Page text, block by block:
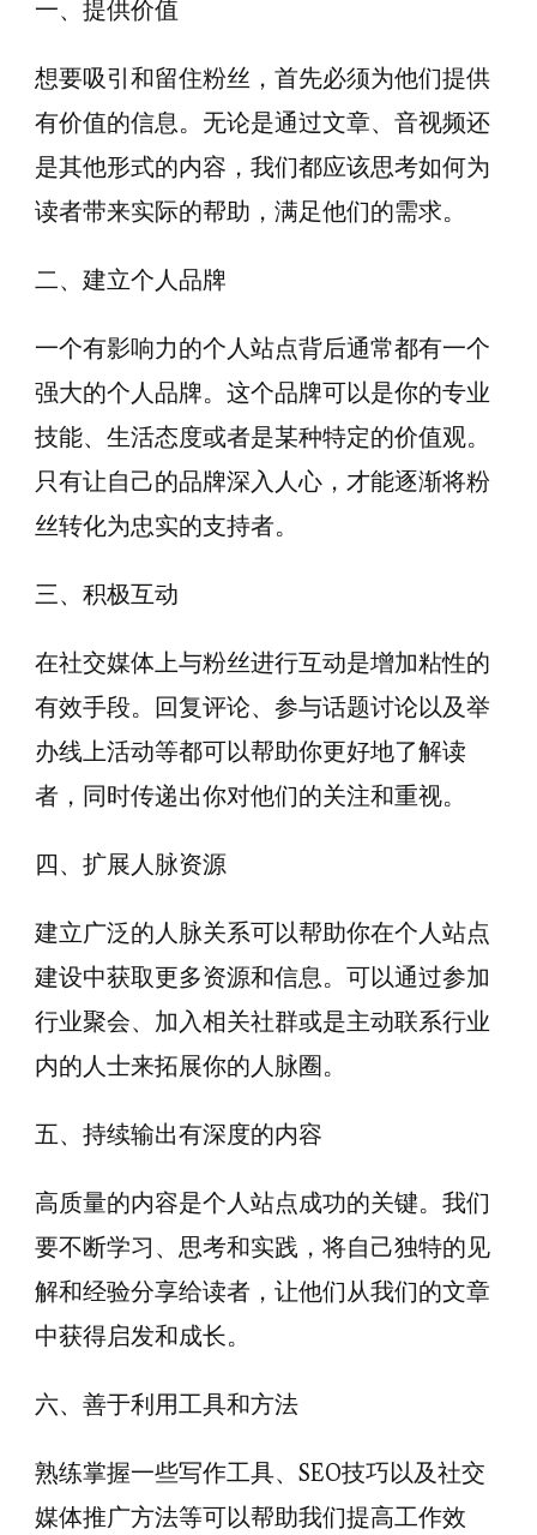
一、提供价值
想要吸引和留住粉丝，首先必须为他们提供
有价值的信息。无论是通过文章、音视频还
是其他形式的内容，我们都应该思考如何为
读者带来实际的帮助，满足他们的需求。
二、建立个人品牌
一个有影响力的个人站点背后通常都有一个
强大的个人品牌。这个品牌可以是你的专业
技能、生活态度或者是某种特定的价值观。
只有让自己的品牌深入人心，才能逐渐将粉
丝转化为忠实的支持者。
三、积极互动
在社交媒体上与粉丝进行互动是增加粘性的
有效手段。回复评论、参与话题讨论以及举
办线上活动等都可以帮助你更好地了解读
者，同时传递出你对他们的关注和重视。
四、扩展人脉资源
建立广泛的人脉关系可以帮助你在个人站点
建设中获取更多资源和信息。可以通过参加
行业聚会、加入相关社群或是主动联系行业
内的人士来拓展你的人脉圈。
五、持续输出有深度的内容
高质量的内容是个人站点成功的关键。我们
要不断学习、思考和实践，将自己独特的见
解和经验分享给读者，让他们从我们的文章
中获得启发和成长。
六、善于利用工具和方法
熟练掌握一些写作工具、SEO技巧以及社交
媒体推广方法等可以帮助我们提高工作效